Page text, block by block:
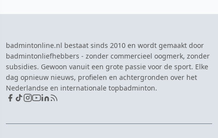
badmintonline.nl bestaat sinds 2010 en wordt gemaakt door
badmintonliefhebbers - zonder commercieel oogmerk, zonder
subsidies. Gewoon vanuit een grote passie voor de sport. Elke
dag opnieuw nieuws, profielen en achtergronden over het
Nederlandse en internationale topbadminton.